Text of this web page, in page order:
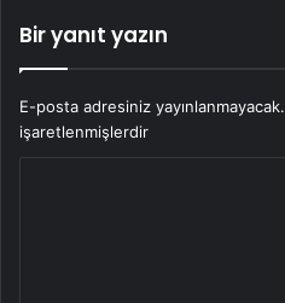
Bir yanıt yazın
E-posta adresiniz yayınlanmayacak.
işaretlenmişlerdir